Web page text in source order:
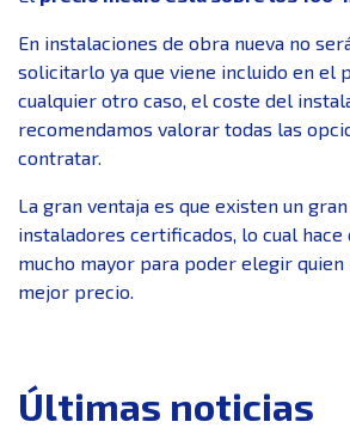
En instalaciones de obra nueva no
solicitarlo ya que viene incluido en el
cualquier otro caso, el coste del
recomendamos valorar todas las
contratar.
La gran ventaja es que existen un
instaladores certificados, lo cual hace
mucho mayor para poder elegir
mejor precio.
Últimas noticias